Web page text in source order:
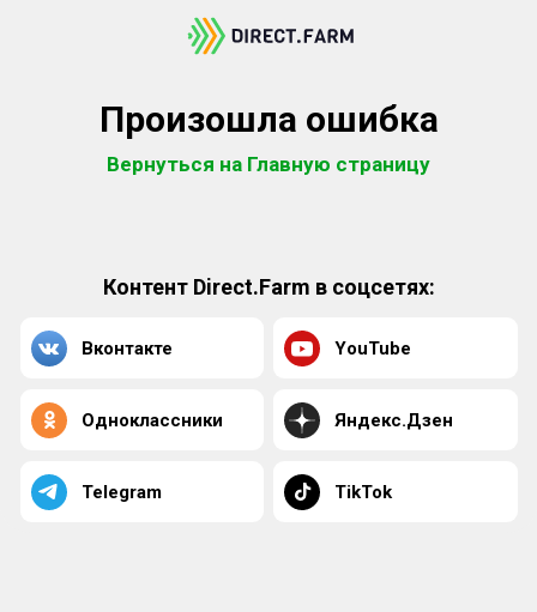
Произошла ошибка
Вернуться на Главную страницу
Контент Direct.Farm в соцсетях:
Вконтакте YouTube
Одноклассники Яндекс.Дзен
Telegram TikTok